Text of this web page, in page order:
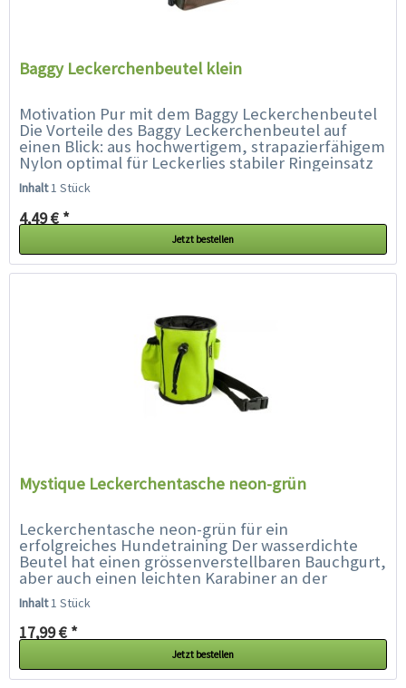
Baggy Leckerchenbeutel klein
Motivation Pur mit dem Baggy Leckerchenbeutel
Die Vorteile des Baggy Leckerchenbeutel auf
einen Blick: aus hochwertigem, strapazierfähigem
Nylon optimal für Leckerlies stabiler Ringeinsatz
ermöglicht ein...
Inhalt1 Stück
4,49 € *
Jetzt bestellen
Mystique Leckerchentasche neon-grün
Leckerchentasche neon-grün für ein
erfolgreiches Hundetraining Der wasserdichte
Beutel hat einen grössenverstellbaren Bauchgurt,
aber auch einen leichten Karabiner an der
Rückseite um ihn an Hose oder Jacke...
Inhalt1 Stück
17,99 € *
Jetzt bestellen